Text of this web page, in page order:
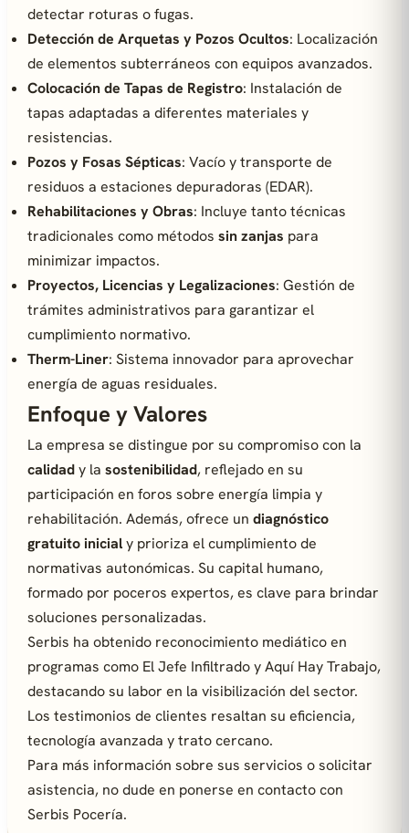
detectar roturas o fugas.
Detección de Arquetas y Pozos Ocultos: Localización
de elementos subterráneos con equipos avanzados.
Colocación de Tapas de Registro: Instalación de
tapas adaptadas a diferentes materiales y
resistencias.
Pozos y Fosas Sépticas: Vacío y transporte de
residuos a estaciones depuradoras (EDAR).
Rehabilitaciones y Obras: Incluye tanto técnicas
tradicionales como métodos sin zanjas para
minimizar impactos.
Proyectos, Licencias y Legalizaciones: Gestión de
trámites administrativos para garantizar el
cumplimiento normativo.
Therm-Liner: Sistema innovador para aprovechar
energía de aguas residuales.
Enfoque y Valores
La empresa se distingue por su compromiso con la
calidady la sostenibilidad, reflejado en su
participación en foros sobre energía limpia y
rehabilitación. Además, ofrece un diagnóstico
gratuito inicialy prioriza el cumplimiento de
normativas autonómicas. Su capital humano,
formado por poceros expertos, es clave para brindar
soluciones personalizadas.
Serbis ha obtenido reconocimiento mediático en
programas como El Jefe InfiltradoyAquí Hay Trabajo,
destacando su labor en la visibilización del sector.
Los testimonios de clientes resaltan su eficiencia,
tecnología avanzada y trato cercano.
Para más información sobre sus servicios o solicitar
asistencia, no dude en ponerse en contacto con
Serbis Pocería.